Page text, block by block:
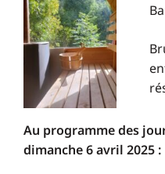
Au programme des
dimanche 6 avril 2025 :